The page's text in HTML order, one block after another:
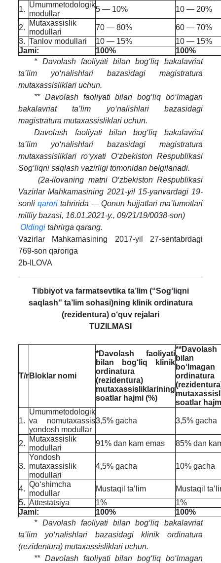
1.
Umummetodologik
modullar
5 — 10% 10 — 20%
2.
Mutaxassislik
modullari
70 — 80%
60 — 70%
3. Tanlov modullari 10 — 15%
10 — 15%
Jami:
100%
100%
* Davolash faoliyati bilan bog‘liq bakalavriat
ta’lim yo‘nalishlari bazasidagi magistratura
mutaxassisliklari uchun.
** Davolash faoliyati bilan bog‘liq bo‘lmagan
bakalavriat ta’lim yo‘nalishlari bazasidagi
magistratura mutaxassisliklari uchun.
Davolash faoliyati bilan bog‘liq bakalavriat
ta’lim yo‘nalishlari bazasidagi magistratura
mutaxassisliklari ro‘yxati O‘zbekiston Respublikasi
Sog‘liqni saqlash vazirligi tomonidan belgilanadi.
(2a-ilovaning matni O‘zbekiston Respublikasi
Vazirlar Mahkamasining 2021-yil 15-yanvardagi 19-
sonli qarori tahririda — Qonun hujjatlari ma’lumotlari
milliy bazasi, 16.01.2021-y., 09/21/19/0038-son)
Oldingi tahrirga qarang.
Vazirlar Mahkamasining 2017-yil 27-sentabrdagi
769-son qaroriga
2b-ILOVA
Tibbiyot va farmatsevtika ta’lim (“Sog‘liqni
saqlash” ta’lim sohasi)ning klinik ordinatura
(rezidentura) o‘quv rejalari
TUZILMASI
T/r Bloklar nomi
*Davolash faoliyati
bilan bog‘liq klinik
ordinatura
(rezidentura)
mutaxassisliklarining
soatlar hajmi (%)
bilan
ordinatura
soatlar
1.
Umummetodologik
va nomutaxassis
yondosh modullar
3,5% gacha 3,5% gacha
2.
Mutaxassislik
modullari
91% dan kam emas 85% dan
3.
Yondosh
mutaxassislik
modullari
4,5% gacha 10% gacha
4.
Qo‘shimcha
modullar
Mustaqil ta’lim
Mustaqil
5. Attestatsiya 1%
1%
Jami:
100%
100%
* Davolash faoliyati bilan bog‘liq bakalavriat
ta’lim yo‘nalishlari bazasidagi klinik ordinatura
(rezidentura) mutaxassisliklari uchun.
** Davolash faoliyati bilan bog‘liq bo‘lmagan